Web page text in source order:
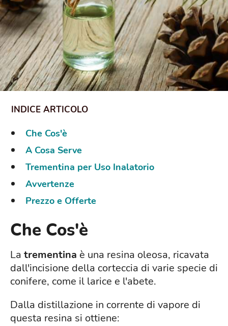
Che Cos'è
A Cosa Serve
Trementina per Uso Inalatorio
Avvertenze
Prezzo e Offerte
Che Cos'è
La trementina è una resina oleosa, ricavata
dall'incisione della corteccia di varie specie di
conifere, come il larice e l'abete.
Dalla distillazione in corrente di vapore di
questa resina si ottiene: